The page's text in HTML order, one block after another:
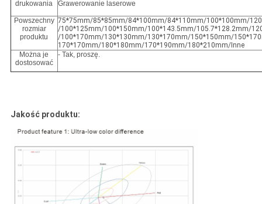
drukowania
Grawerowanie laserowe
Powszechny
rozmiar
produktu
75*75mm/85*85mm/84*100mm/84*110mm/100*100mm/
/100*125mm/100*150mm/100*143.5mm/105.7*128.2mm/
/100*170mm/130*130mm/130*170mm/150*150mm/
170*170mm/180*180mm/170*190mm/180*210mm/Inne
Można je
dostosować
- Tak, proszę.
Jakość produktu: